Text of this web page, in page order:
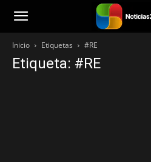
Noticias251
Inicio Etiquetas #RE
Etiqueta: #RE